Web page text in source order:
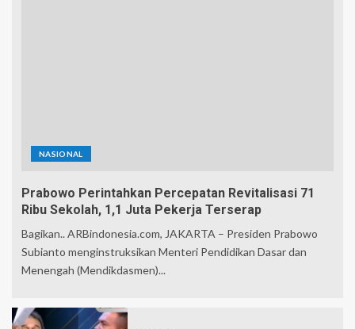
NASIONAL
Prabowo Perintahkan Percepatan Revitalisasi 71
Ribu Sekolah, 1,1 Juta Pekerja Terserap
Bagikan.. ARBindonesia.com, JAKARTA – Presiden Prabowo
Subianto menginstruksikan Menteri Pendidikan Dasar dan
Menengah (Mendikdasmen)...